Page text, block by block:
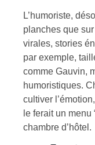
L’humoriste,
planches que
virales, stories
par exemple,
comme Gauvin,
humoristiques.
cultiver
le ferait un
chambre d’hôtel.